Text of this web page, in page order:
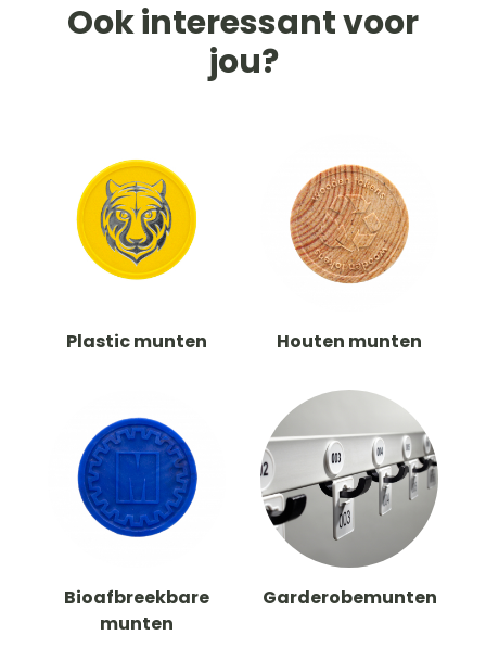
Ook interessant voor
jou?
Plastic munten Houten munten
Bioafbreekbare
munten
Garderobemunten